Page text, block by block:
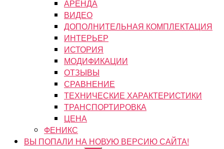
АРЕНДА
ВИДЕО
ДОПОЛНИТЕЛЬНАЯ КОМПЛЕКТАЦИЯ
ИНТЕРЬЕР
ИСТОРИЯ
МОДИФИКАЦИИ
ОТЗЫВЫ
СРАВНЕНИЕ
ТЕХНИЧЕСКИЕ ХАРАКТЕРИСТИКИ
ТРАНСПОРТИРОВКА
ЦЕНА
ФЕНИКС
ВЫ ПОПАЛИ НА НОВУЮ ВЕРСИЮ САЙТА!